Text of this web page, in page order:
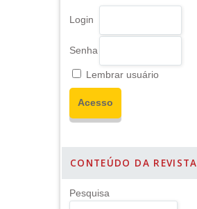
Login
Senha
Lembrar usuário
CONTEÚDO DA REVISTA
Pesquisa